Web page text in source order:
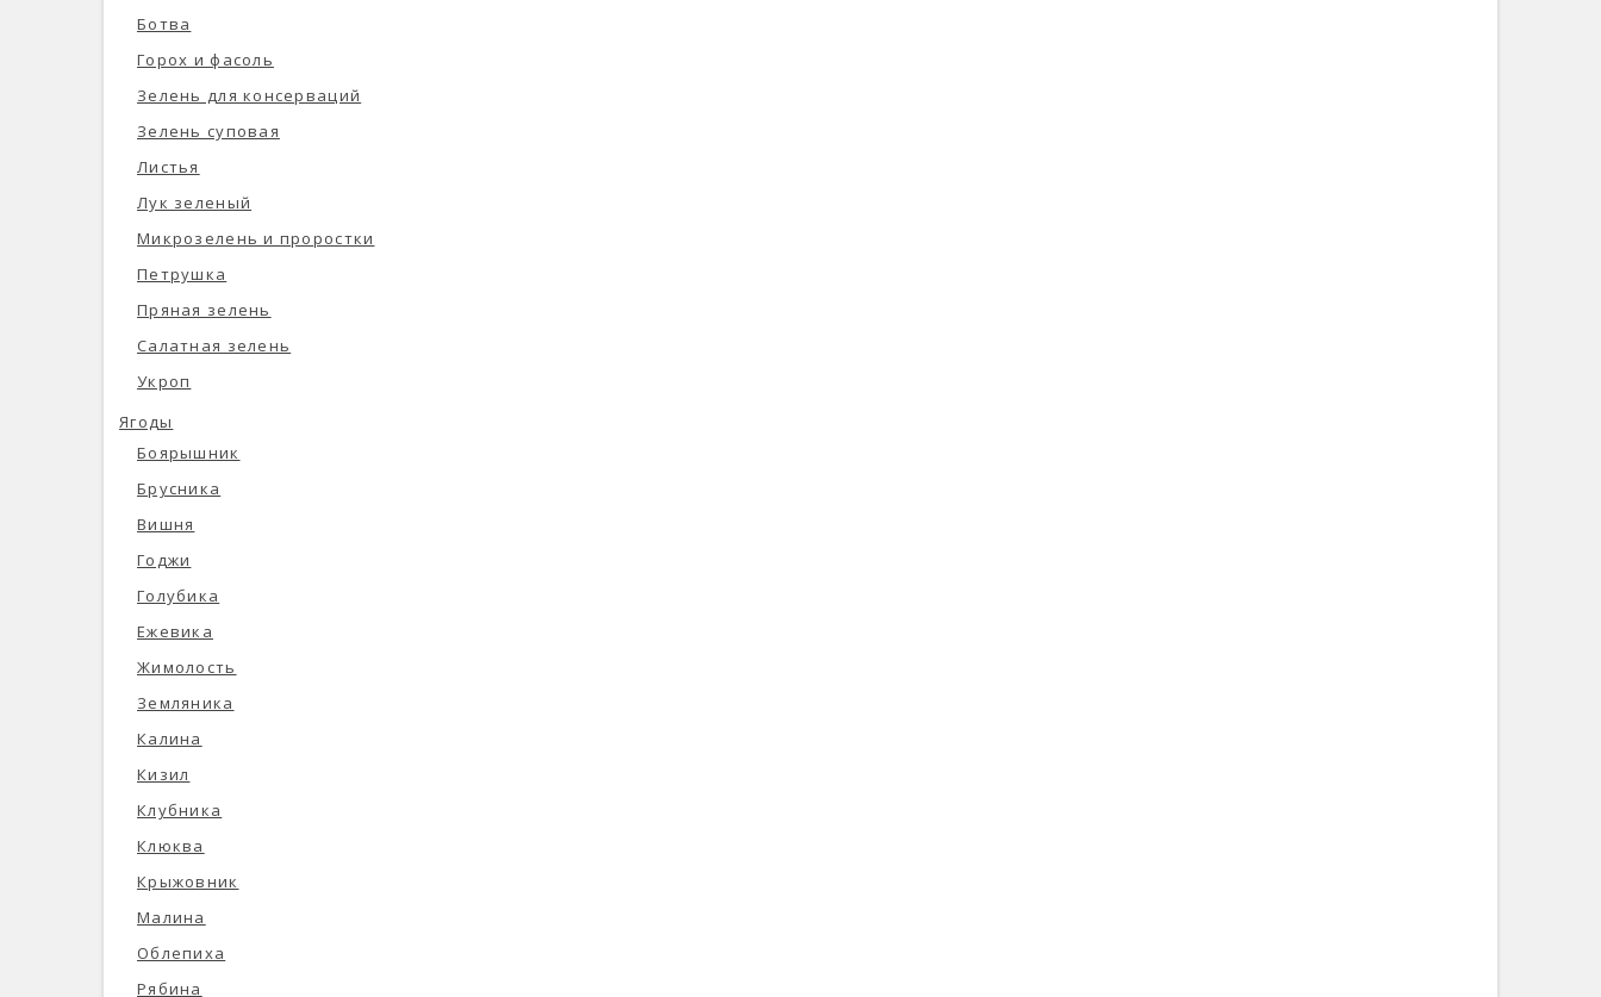
Ботва
Горох и фасоль
Зелень для консерваций
Зелень суповая
Листья
Лук зеленый
Микрозелень и проростки
Петрушка
Пряная зелень
Салатная зелень
Укроп
Ягоды
Боярышник
Брусника
Вишня
Годжи
Голубика
Ежевика
Жимолость
Земляника
Калина
Кизил
Клубника
Клюква
Крыжовник
Малина
Облепиха
Рябина